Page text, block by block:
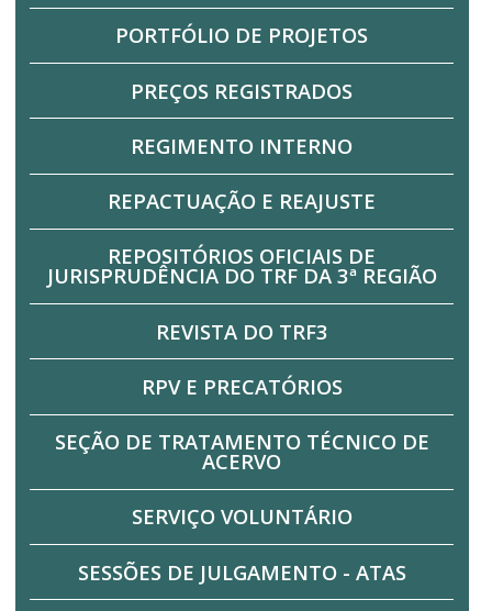
PORTFÓLIO DE PROJETOS
PREÇOS REGISTRADOS
REGIMENTO INTERNO
REPACTUAÇÃO E REAJUSTE
REPOSITÓRIOS OFICIAIS DE
JURISPRUDÊNCIA DO TRF DA 3ª REGIÃO
REVISTA DO TRF3
RPV E PRECATÓRIOS
SEÇÃO DE TRATAMENTO TÉCNICO DE
ACERVO
SERVIÇO VOLUNTÁRIO
SESSÕES DE JULGAMENTO - ATAS